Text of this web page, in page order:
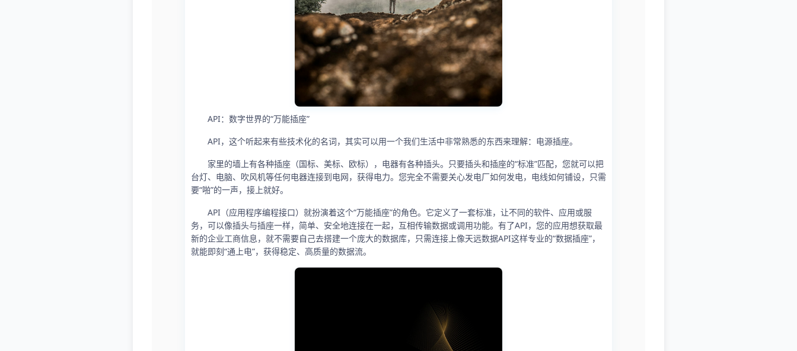
API：数字世界的“万能插座”
API，这个听起来有些技术化的名词，其实可以用一个我们生活中非常熟悉的东西来理解：电源插座。
家里的墙上有各种插座（国标、美标、欧标），电器有各种插头。只要插头和插座的“标准”匹配，您就可以把
台灯、电脑、吹风机等任何电器连接到电网，获得电力。您完全不需要关心发电厂如何发电，电线如何铺设，只需
要“啪”的一声，接上就好。
API（应用程序编程接口）就扮演着这个“万能插座”的角色。它定义了一套标准，让不同的软件、应用或服
务，可以像插头与插座一样，简单、安全地连接在一起，互相传输数据或调用功能。有了API，您的应用想获取最
新的企业工商信息，就不需要自己去搭建一个庞大的数据库，只需连接上像天远数据API这样专业的“数据插座”，
就能即刻“通上电”，获得稳定、高质量的数据流。